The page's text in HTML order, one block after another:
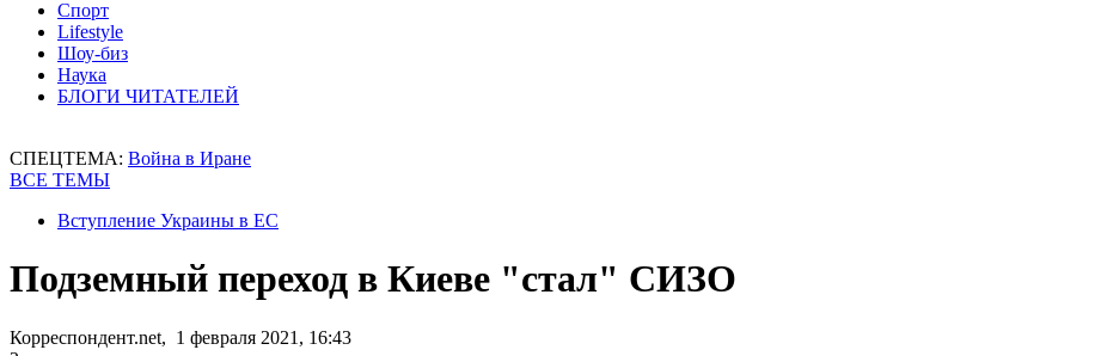
Спорт
Lifestyle
Шоу-биз
Наука
БЛОГИ ЧИТАТЕЛЕЙ
СПЕЦТЕМА: Война в Иране
ВСЕ ТЕМЫ
Вступление Украины в ЕС
Подземный переход в Киеве "стал" СИЗО
Корреспондент.net, 1 февраля 2021, 16:43